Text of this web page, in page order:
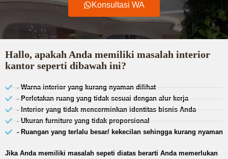
Konsultasi WA
Hallo, apakah Anda memiliki masalah interior
kantor seperti dibawah ini?
- Warna interior yang kurang nyaman dilihat
- Perletakan ruang yang tidak sesuai dengan alur kerja
- Interior yang tidak mencerminkan identitas bisnis Anda
- Ukuran furniture yang tidak proporsional
- Ruangan yang terlalu besar/ kekecilan sehingga kurang nyaman
Jika Anda memiliki masalah sepeti diatas berarti Anda memerlukan